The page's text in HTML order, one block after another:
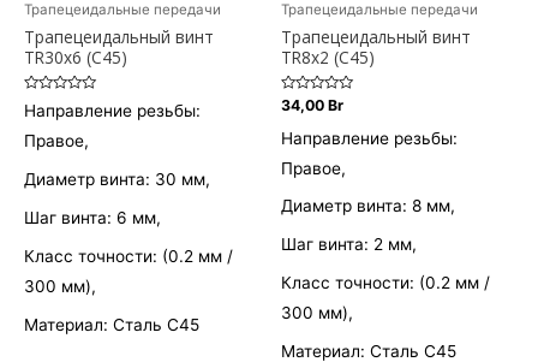
Трапецеидальные передачи
Трапецеидальный винт
TR30х6 (С45)
Оценка
0
Направление резьбы:
Правое,
Диаметр винта: 30 мм,
Шаг винта: 6 мм,
Класс точности: (0.2 мм /
300 мм),
Материал: Сталь С45
Трапецеидальные передачи
Трапецеидальный винт
TR8х2 (С45)
Оценка
из
5
34,00 Br
Направление резьбы:
Правое,
Диаметр винта: 8 мм,
Шаг винта: 2 мм,
Класс точности: (0.2 мм /
300 мм),
Материал: Сталь С45